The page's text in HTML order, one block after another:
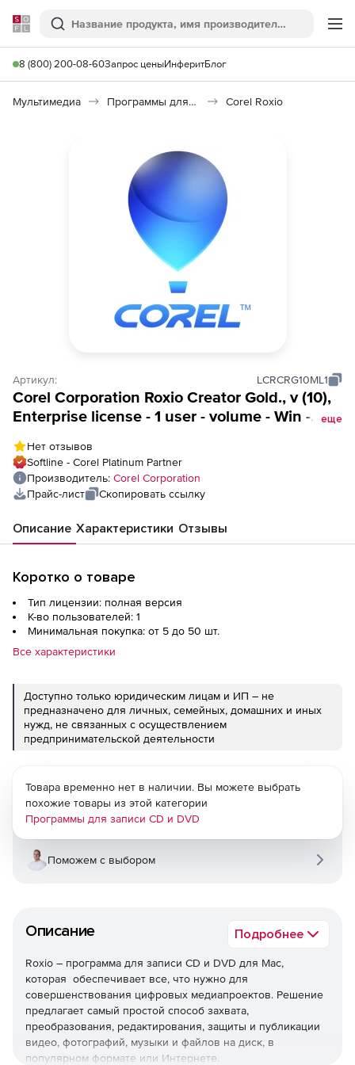
Softline
Поиск
8 (800) 200-08-60Запрос ценыИнферитБлог
Мультимедиа Программы для записи CD и DVD Corel Roxio
Артикул: LCRCRG10ML1
Corel Corporation Roxio Creator Gold., v (10),
Enterprise license - 1 user - volume - Win -
еще
Нет отзывов
Softline - Corel Platinum Partner
Производитель: Corel Corporation
Прайс-лист
Скопировать ссылку
Описание Характеристики Отзывы
Коротко о товаре
Тип лицензии: полная версия
К-во пользователей: 1
Минимальная покупка: от 5 до 50 шт.
Все характеристики
Доступно только юридическим лицам и ИП – не
предназначено для личных, семейных, домашних и иных
нужд, не связанных с осуществлением
предпринимательской деятельности
Описание Подробнее
Roxio – программа для записи CD и DVD для Mac,
которая обеспечивает все, что нужно для
совершенствования цифровых медиапроектов. Решение
предлагает самый простой способ захвата,
преобразования, редактирования, защиты и публикации
видео, фотографий, музыки и файлов на диск, в
популярном формате или Интернете.
Товара временно нет в наличии. Вы можете выбрать
похожие товары из этой категории
Программы для записи CD и DVD
Поможем с выбором